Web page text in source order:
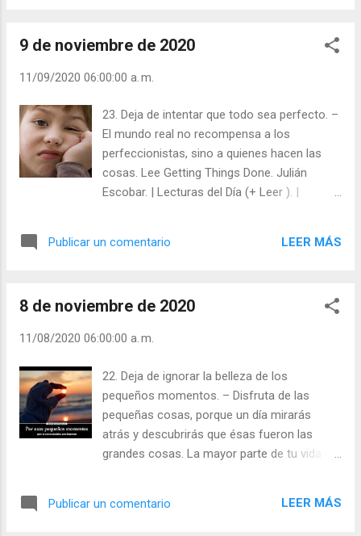
9 de noviembre de 2020
11/09/2020 06:00:00 a. m.
23. Deja de intentar que todo sea perfecto. –
El mundo real no recompensa a los
perfeccionistas, sino a quienes hacen las
cosas. Lee Getting Things Done. Julián
Escobar. | Lecturas del Día (+ Leer ). |
Leer ) |
Publicar un comentario LEER MÁS
8 de noviembre de 2020
11/08/2020 06:00:00 a. m.
22. Deja de ignorar la belleza de los
pequeños momentos. – Disfruta de las
pequeñas cosas, porque un día mirarás
atrás y descubrirás que ésas fueron las
grandes cosas. La mayor parte de tu vida
sonriendo con la gente que te importa. Julián
Publicar un comentario LEER MÁS